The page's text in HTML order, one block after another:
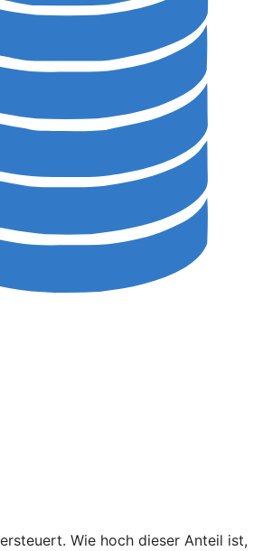
Wie hoch dieser Anteil ist,